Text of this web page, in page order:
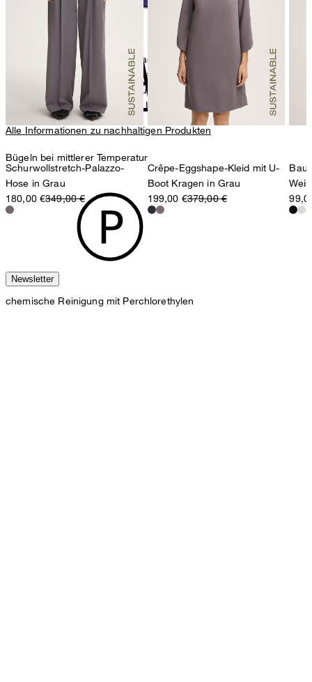
nicht Trommeltrocknen
Bügeln bei mittlerer Temperatur
chemische Reinigung mit Perchlorethylen
Der Kauf von Produkten, die nach dem Responsible Wool
Standard zertifiziert sind, unterstreicht die Nachfrage nach
besseren Tierschutzpraktiken und verantwortungsvoller
Flächenbewirtschaftung in der Lieferkette für Wolle.
Alle Informationen zu nachhaltigen Produkten
Strellson AG
Sonnenwiesenstrasse 21
8280 Kreuzlingen
Schurwollstretch-Palazzo-
Hose in Grau
180,00 €349,00 €
Crêpe-Eggshape-Kleid mit U-
Boot Kragen in Grau
199,00 €379,00 €
Newsletter